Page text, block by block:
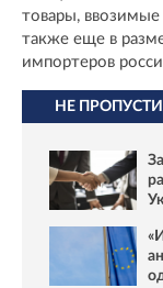
товары,
также еще в
импортеров
НЕ